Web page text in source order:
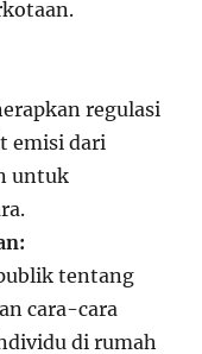
regulasi
emisi dari
untuk
tentang
cara-cara
di rumah